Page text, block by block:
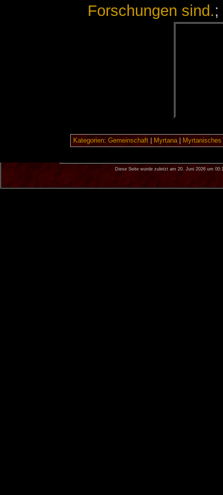
Forschungen sind.
Kategorien: Gemeinschaft| Myrtana| Myrtanisches
Diese Seite wurde zuletzt am 20. Juni 2026 um